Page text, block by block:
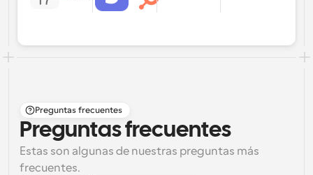
Preguntas frecuentes
Preguntas frecuentes
Estas son algunas de nuestras preguntas más
frecuentes.